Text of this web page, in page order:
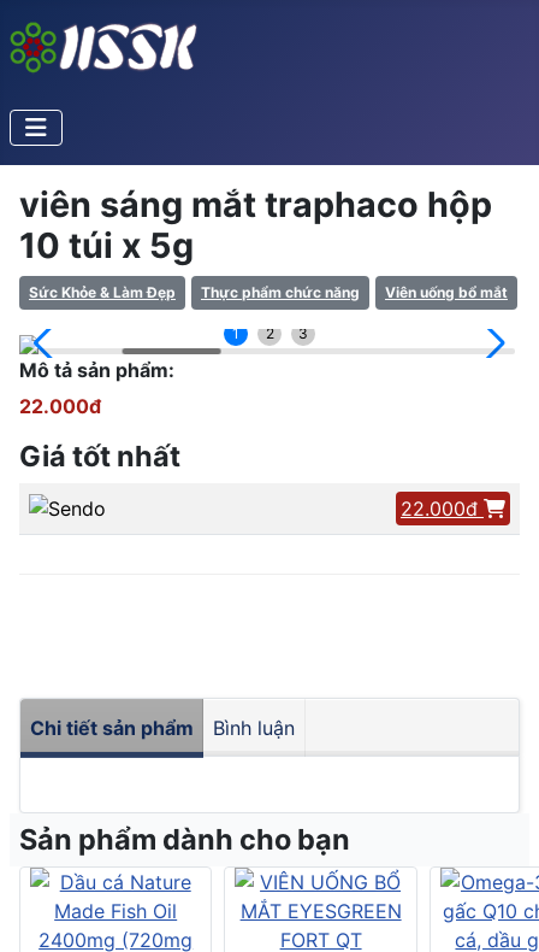
viên sáng mắt traphaco hộp
10 túi x 5g
Sức Khỏe & Làm Đẹp Thực phẩm chức năng Viên uống bổ mắt
1 2 3
Mô tả sản phẩm:
22.000đ
Giá tốt nhất
22.000đ
Chi tiết sản phẩm Bình luận
Sản phẩm dành cho bạn